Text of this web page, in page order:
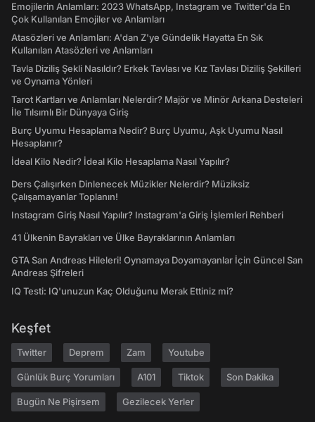
Emojilerin Anlamları: 2023 WhatsApp, Instagram ve Twitter'da En
Çok Kullanılan Emojiler ve Anlamları
Atasözleri ve Anlamları: A'dan Z'ye Gündelik Hayatta En Sık
Kullanılan Atasözleri ve Anlamları
Tavla Diziliş Şekli Nasıldır? Erkek Tavlası ve Kız Tavlası Diziliş Şekilleri
ve Oynama Yönleri
Tarot Kartları ve Anlamları Nelerdir? Majör ve Minör Arkana Desteleri
İle Tılsımlı Bir Dünyaya Giriş
Burç Uyumu Hesaplama Nedir? Burç Uyumu, Aşk Uyumu Nasıl
Hesaplanır?
İdeal Kilo Nedir? İdeal Kilo Hesaplama Nasıl Yapılır?
Ders Çalışırken Dinlenecek Müzikler Nelerdir? Müziksiz
Çalışamayanlar Toplanın!
Instagram Giriş Nasıl Yapılır? Instagram'a Giriş İşlemleri Rehberi
41 Ülkenin Bayrakları ve Ülke Bayraklarının Anlamları
GTA San Andreas Hileleri! Oynamaya Doyamayanlar İçin Güncel San
Andreas Şifreleri
IQ Testi: IQ'unuzun Kaç Olduğunu Merak Ettiniz mi?
Keşfet
Twitter Deprem Zam Youtube
Günlük Burç Yorumları A101 Tiktok Son Dakika
Bugün Ne Pişirsem Gezilecek Yerler